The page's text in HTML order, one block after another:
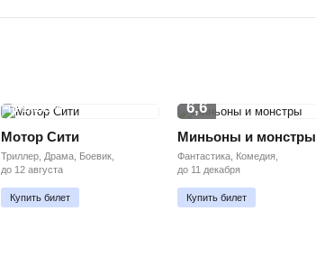
ПРЕМЬЕРА
Мотор Сити
Триллер, Драма, Боевик,
до 12 августа
Купить билет
6,6
Миньоны и монстры
Фантастика, Комедия,
до 11 декабря
Купить билет